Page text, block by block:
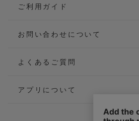
ご利用ガイド
お問い合わせについて
よくあるご質問
アプリについて